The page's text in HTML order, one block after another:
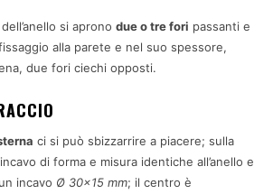
si aprono due o tre fori passanti e
alla parete e nel suo spessore,
due fori ciechi opposti.
ci si può sbizzarrire a piacere; sulla
di forma e misura identiche all’anello e
incavo Ø 30×15 mm; il centro è